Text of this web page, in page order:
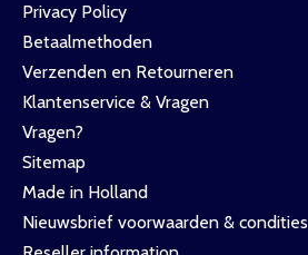
Privacy Policy
Betaalmethoden
Verzenden en Retourneren
Klantenservice & Vragen
Vragen?
Sitemap
Made in Holland
Nieuwsbrief voorwaarden & condities